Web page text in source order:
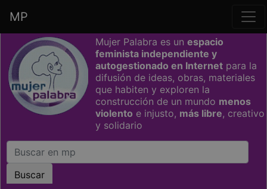
Saltar grupo de enlaces
MP
Mujer Palabra es un espacio
feminista independiente y
autogestionado en Internet para la
difusión de ideas, obras, materiales
que habiten y exploren la
construcción de un mundo menos
violento e injusto, más libre, creativo
y solidario